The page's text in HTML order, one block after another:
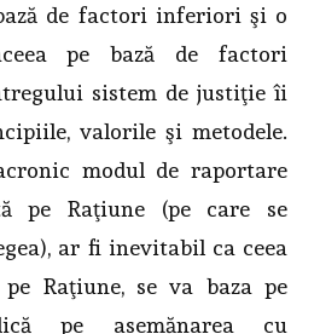
de factori inferiori şi o
pe bază de factori
sistem de justiţie îi
valorile şi metodele.
modul de raportare
pe Raţiune (pe care se
ar fi inevitabil ca ceea
Raţiune, se va baza pe
pe asemănarea cu